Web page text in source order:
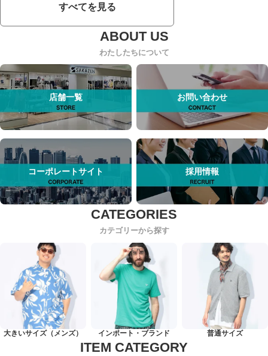
すべてを見る
わたしたちについて
店舗一覧 お問い合わせ
コーポレートサイト 採用情報
カテゴリーから探す
大きいサイズ（メンズ） インポート・ブランド 普通サイズ